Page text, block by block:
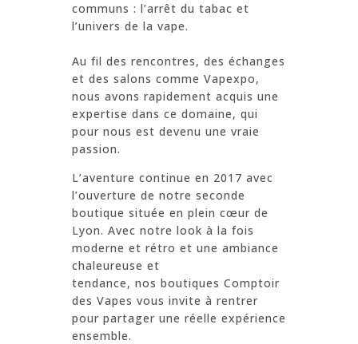
communs : l’arrêt du tabac et
l’univers de la vape.
Au fil des rencontres, des échanges
et des salons comme Vapexpo,
nous avons rapidement acquis une
expertise dans ce domaine, qui
pour nous est devenu une vraie
passion.
L’aventure continue en 2017 avec
l’ouverture de notre seconde
boutique située en plein cœur de
Lyon. Avec notre look à la fois
moderne et rétro et une ambiance
chaleureuse et
tendance, nos boutiques Comptoir
des Vapes vous invite à rentrer
pour partager une réelle expérience
ensemble.